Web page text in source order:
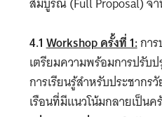
4.1Workshop ครั้งที่ 1:กา
เตรียมความพร้อมการปรับป
การเรียนรู้สำหรับประชากร
เรือนที่มีแนวโน้มกลายเป็น